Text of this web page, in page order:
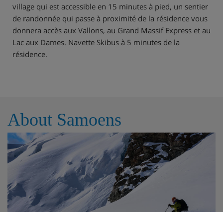
village qui est accessible en 15 minutes à pied, un sentier
de randonnée qui passe à proximité de la résidence vous
donnera accès aux Vallons, au Grand Massif Express et au
Lac aux Dames. Navette Skibus à 5 minutes de la
résidence.
About Samoens